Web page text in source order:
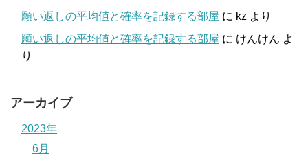
願い返しの平均値と確率を記録する部屋 に kz より
願い返しの平均値と確率を記録する部屋 に けんけん よ
り
アーカイブ
2023年
6月